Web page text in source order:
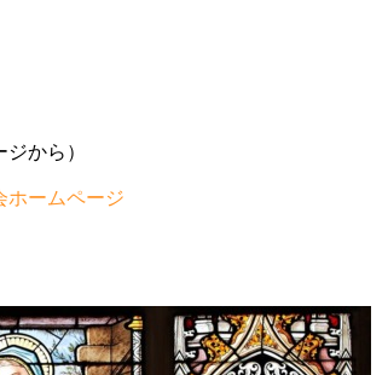
から）
ホームページ